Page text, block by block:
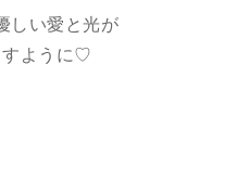
しい愛と光が
すように♡